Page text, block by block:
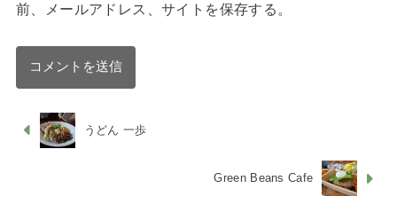
前、メールアドレス、サイトを保存する。
うどん 一歩
Green Beans Cafe